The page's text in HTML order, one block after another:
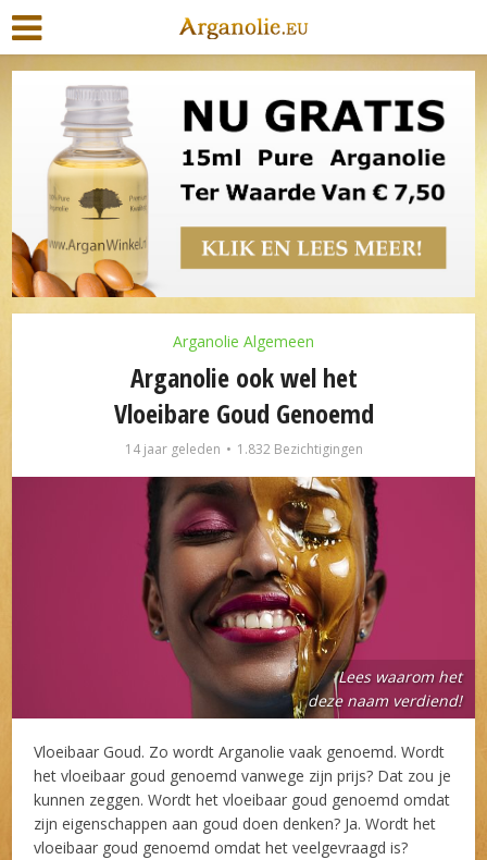
Arganolie Algemeen
Arganolie ook wel het
Vloeibare Goud Genoemd
14 jaar geleden 1.832 Bezichtigingen
Lees waarom het
deze naam verdiend!
Vloeibaar Goud. Zo wordt Arganolie vaak genoemd. Wordt
het vloeibaar goud genoemd vanwege zijn prijs? Dat zou je
kunnen zeggen. Wordt het vloeibaar goud genoemd omdat
zijn eigenschappen aan goud doen denken? Ja. Wordt het
vloeibaar goud genoemd omdat het veelgevraagd is?